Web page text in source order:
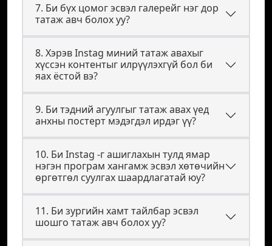
7. Би бүх цомог эсвэл галерейг нэг дор
татаж авч болох уу?
8. Хэрэв Instag миний татаж авахыг
хүссэн контентыг илрүүлэхгүй бол би
яах ёстой вэ?
9. Би тэдний агуулгыг татаж авах үед
анхны постерт мэдэгдэл ирдэг үү?
10. Би Instag -г ашиглахын тулд ямар
нэгэн програм хангамж эсвэл хөтөчийн
өргөтгөл суулгах шаардлагатай юу?
11. Би зургийн хамт тайлбар эсвэл
шошго татаж авч болох уу?